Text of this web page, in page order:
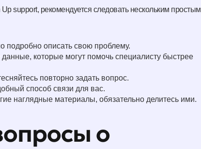
support, рекомендуется следовать нескольким простым
подробно описать свою проблему.
данные, которые могут помочь специалисту быстрее
повторно задать вопрос.
способ связи для вас.
наглядные материалы, обязательно делитесь ими.
о